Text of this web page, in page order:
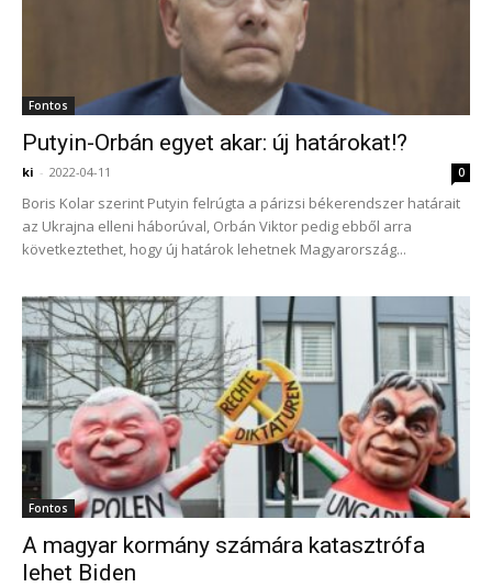
Fontos
Putyin-Orbán egyet akar: új határokat!?
ki - 2022-04-11 0
Boris Kolar szerint Putyin felrúgta a párizsi békerendszer határait
az Ukrajna elleni háborúval, Orbán Viktor pedig ebből arra
következtethet, hogy új határok lehetnek Magyarország...
Fontos
A magyar kormány számára katasztrófa
lehet Biden